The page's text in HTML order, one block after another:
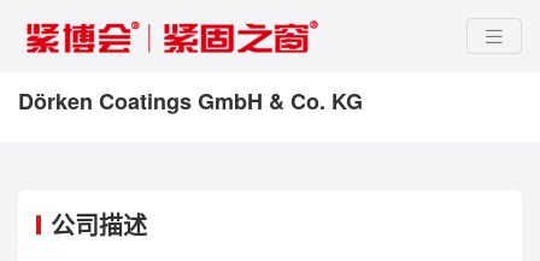
Dörken Coatings GmbH & Co. KG
公司描述